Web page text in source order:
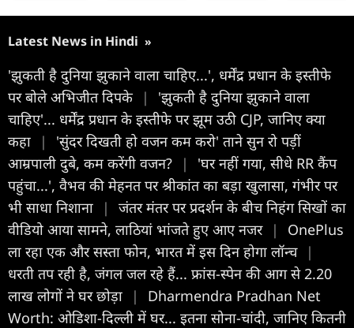
Latest News in Hindi »
'झुकती है दुनिया झुकाने वाला चाहिए...', धर्मेंद्र प्रधान के इस्तीफे
पर बोले अभिजीत दिपके
|
'झुकती है दुनिया झुकाने वाला
चाहिए'... धर्मेंद्र प्रधान के इस्तीफे पर झूम उठी CJP, जानिए क्या
कहा
|
'सुंदर दिखती हो वजन कम करो' ताने सुन रो पड़ीं
आम्रपाली दुबे, कम करेंगी वजन?
|
'घर नहीं गया, सीधे RR कैंप
पहुंचा...', वैभव की मेहनत पर श्रीकांत का बड़ा खुलासा, गंभीर पर
भी साधा निशाना
|
जंतर मंतर पर प्रदर्शन के बीच निहंग सिखों का
वीडियो आया सामने, लाठियां भांजते हुए आए नजर |
OnePlus
ला रहा एक और सस्ता फोन, भारत में इस दिन होगा लॉन्च |
धरती तप रही है, जंगल जल रहे हैं... फ्रांस-स्पेन की आग से 2.20
लाख लोगों ने घर छोड़ा
|
Dharmendra Pradhan Net
Worth: ओडिशा-दिल्ली में घर... इतना सोना-चांदी, जानिए कितनी